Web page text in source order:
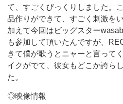
て、すごくびっくりしました。
品作りができて、すごく刺激を
加えて今回はビッグスター
も参加して頂いたんですが、
きて僕が歌うとニャーと言って
イクがでて、彼女もどこか誇ら
た。
◎映像情報